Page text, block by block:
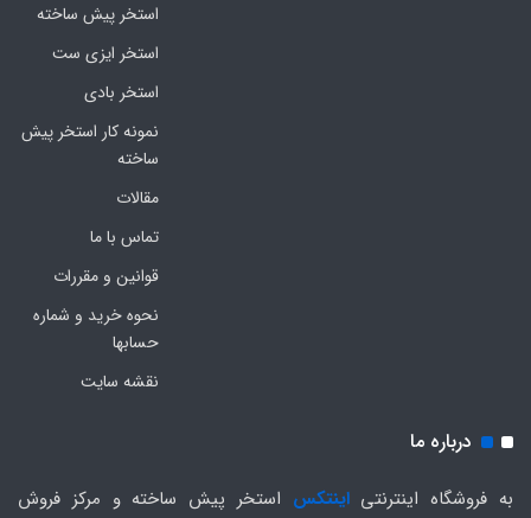
استخر پیش ساخته
استخر ایزی ست
استخر بادی
نمونه کار استخر پیش
ساخته
مقالات
تماس با ما
قوانین و مقررات
نحوه خرید و شماره
حسابها
نقشه سایت
درباره ما
به فروشگاه اینترنتیاینتکس استخر پیش ساخته و مرکز فروش